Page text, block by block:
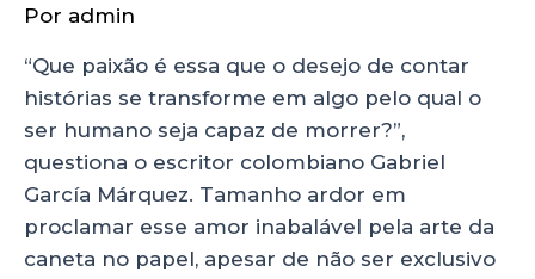
Por admin
“Que paixão é essa que o desejo de contar
histórias se transforme em algo pelo qual o
ser humano seja capaz de morrer?”,
questiona o escritor colombiano Gabriel
García Márquez. Tamanho ardor em
proclamar esse amor inabalável pela arte da
caneta no papel, apesar de não ser exclusivo